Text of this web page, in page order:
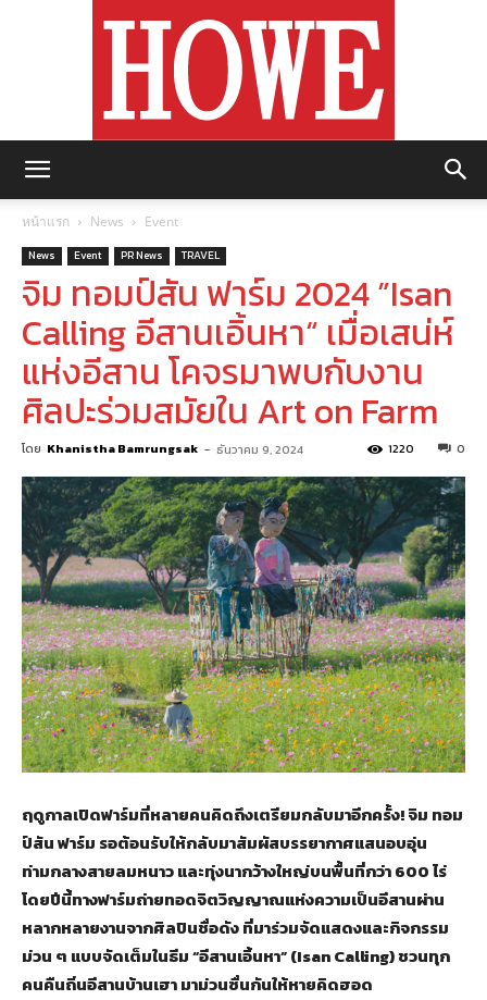
หน้าแรก News Event
News Event PR News TRAVEL
จิม ทอมป์สัน ฟาร์ม 2024 ”Isan
Calling อีสานเอิ้นหา“ เมื่อเสน่ห์
แห่งอีสาน โคจรมาพบกับงาน
ศิลปะร่วมสมัยใน Art on Farm
โดย Khanistha Bamrungsak - ธันวาคม 9, 2024 0
1220
ฤดูกาลเปิดฟาร์มที่หลายคนคิดถึงเตรียมกลับมาอีกครั้ง! จิม ทอม
ป์สัน ฟาร์ม รอต้อนรับให้กลับมาสัมผัสบรรยากาศแสนอบอุ่น
ท่ามกลางสายลมหนาว และทุ่งนากว้างใหญ่บนพื้นที่กว่า 600 ไร่
โดยปีนี้ทางฟาร์มถ่ายทอดจิตวิญญาณแห่งความเป็นอีสานผ่าน
หลากหลายงานจากศิลปินชื่อดัง ที่มาร่วมจัดแสดงและกิจกรรม
ม่วน ๆ แบบจัดเต็มในธีม “อีสานเอิ้นหา” (Isan Calling) ชวนทุก
คนคืนถิ่นอีสานบ้านเฮา มาม่วนซื่นกันให้หายคิดฮอด